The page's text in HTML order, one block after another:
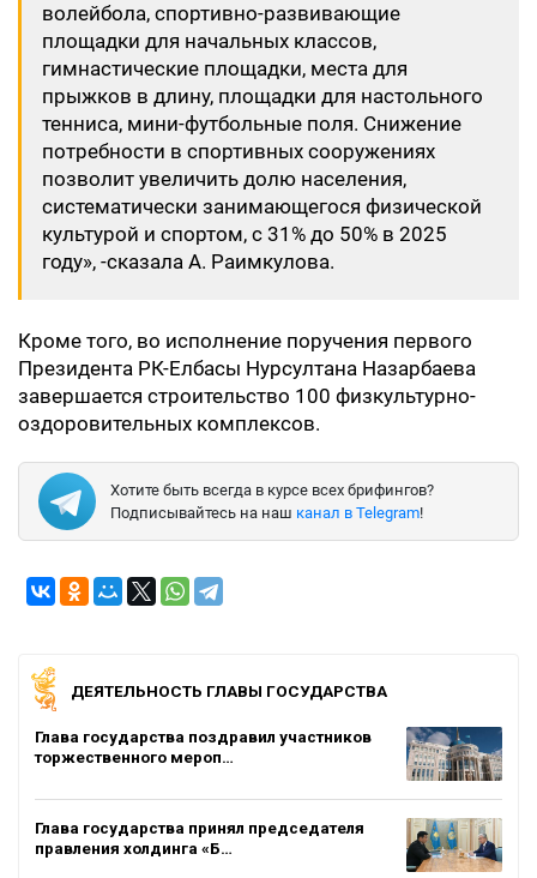
волейбола, спортивно-развивающие
площадки для начальных классов,
гимнастические площадки, места для
прыжков в длину, площадки для настольного
тенниса, мини-футбольные поля. Снижение
потребности в спортивных сооружениях
позволит увеличить долю населения,
систематически занимающегося физической
культурой и спортом, с 31% до 50% в 2025
году», -сказала А. Раимкулова.
Кроме того, во исполнение поручения первого
Президента РК-Елбасы Нурсултана Назарбаева
завершается строительство 100 физкультурно-
оздоровительных комплексов.
Хотите быть всегда в курсе всех брифингов?
Подписывайтесь на наш канал в Telegram!
ДЕЯТЕЛЬНОСТЬ ГЛАВЫ ГОСУДАРСТВА
Глава государства поздравил участников
торжественного мероп…
Глава государства принял председателя
правления холдинга «Б…